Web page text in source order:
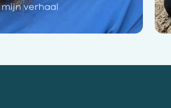
verhaal